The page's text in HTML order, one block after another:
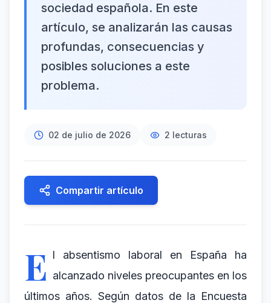
sociedad española. En este
artículo, se analizarán las causas
profundas, consecuencias y
posibles soluciones a este
problema.
02 de julio de 2026 2 lecturas
Compartir artículo
E l absentismo laboral en España ha
alcanzado niveles preocupantes en los
últimos años. Según datos de la Encuesta